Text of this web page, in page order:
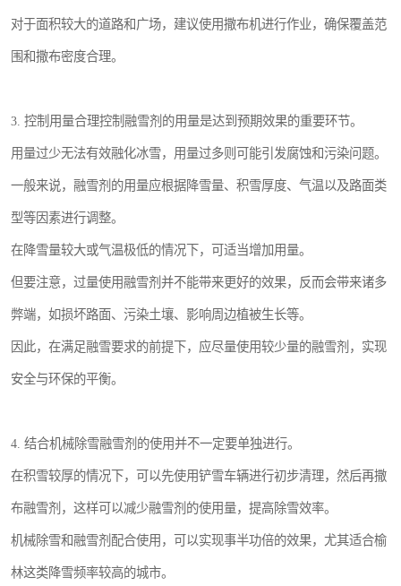
对于面积较大的道路和广场，建议使用撒布机进行作业，确保覆盖范
围和撒布密度合理。
3. 控制用量合理控制融雪剂的用量是达到预期效果的重要环节。
用量过少无法有效融化冰雪，用量过多则可能引发腐蚀和污染问题。
一般来说，融雪剂的用量应根据降雪量、积雪厚度、气温以及路面类
型等因素进行调整。
在降雪量较大或气温极低的情况下，可适当增加用量。
但要注意，过量使用融雪剂并不能带来更好的效果，反而会带来诸多
弊端，如损坏路面、污染土壤、影响周边植被生长等。
因此，在满足融雪要求的前提下，应尽量使用较少量的融雪剂，实现
安全与环保的平衡。
4. 结合机械除雪融雪剂的使用并不一定要单独进行。
在积雪较厚的情况下，可以先使用铲雪车辆进行初步清理，然后再撒
布融雪剂，这样可以减少融雪剂的使用量，提高除雪效率。
机械除雪和融雪剂配合使用，可以实现事半功倍的效果，尤其适合榆
林这类降雪频率较高的城市。